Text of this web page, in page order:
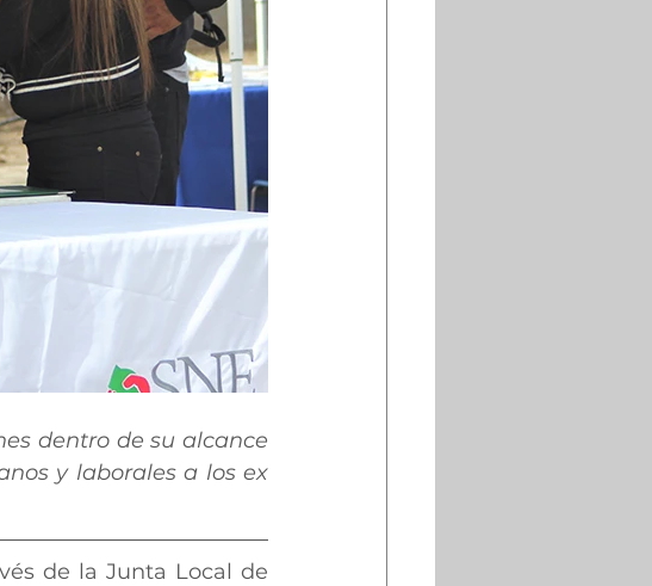
dentro de su alcance
y laborales a los ex
de la Junta Local de